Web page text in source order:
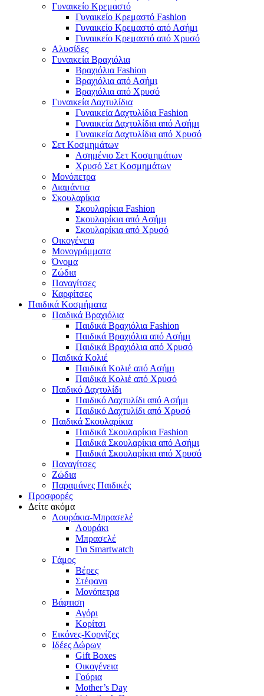
Γυναικείο Κρεμαστό
Γυναικείο Κρεμαστό Fashion
Γυναικείο Κρεμαστό από Ασήμι
Γυναικείο Κρεμαστό από Χρυσό
Αλυσίδες
Γυναικεία Βραχιόλια
Βραχιόλια Fashion
Βραχιόλια από Ασήμι
Βραχιόλια από Χρυσό
Γυναικεία Δαχτυλίδια
Γυναικεία Δαχτυλίδια Fashion
Γυναικεία Δαχτυλίδια από Ασήμι
Γυναικεία Δαχτυλίδια από Χρυσό
Σετ Κοσμημάτων
Ασημένιο Σετ Κοσμημάτων
Χρυσό Σετ Κοσμημάτων
Μονόπετρα
Διαμάντια
Σκουλαρίκια
Σκουλαρίκια Fashion
Σκουλαρίκια από Ασήμι
Σκουλαρίκια από Χρυσό
Οικογένεια
Μονογράμματα
Όνομα
Ζώδια
Παναγίτσες
Καρφίτσες
Παιδικά Κοσμήματα
Παιδικά Βραχιόλια
Παιδικά Βραχιόλια Fashion
Παιδικά Βραχιόλια από Ασήμι
Παιδικά Βραχιόλια από Χρυσό
Παιδικά Κολιέ
Παιδικά Κολιέ από Ασήμι
Παιδικά Κολιέ από Χρυσό
Παιδικό Δαχτυλίδι
Παιδικό Δαχτυλίδι από Ασήμι
Παιδικό Δαχτυλίδι από Χρυσό
Παιδικά Σκουλαρίκια
Παιδικά Σκουλαρίκια Fashion
Παιδικά Σκουλαρίκια από Ασήμι
Παιδικά Σκουλαρίκια από Χρυσό
Παναγίτσες
Ζώδια
Παραμάνες Παιδικές
Προσφορές
Δείτε ακόμα
Λουράκια-Μπρασελέ
Λουράκι
Μπρασελέ
Για Smartwatch
Γάμος
Βέρες
Στέφανα
Μονόπετρα
Βάφτιση
Αγόρι
Κορίτσι
Εικόνες-Κορνίζες
Ιδέες Δώρων
Gift Boxes
Οικογένεια
Γούρια
Mother’s Day